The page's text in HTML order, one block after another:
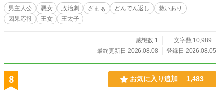
オニス。彼は姉が残した七つの報告書を読み、公爵の逃亡を
自らの判断で阻止する。 その南門へ、安全な穀物を積んだ
長い輸送隊が到着した。先頭の馬車から降りた人物を見て、
と、民の拍手を選んでしまった弟王の、逆転と後悔、そして
男主人公 悪女 政治劇 ざまぁ どんでん返し
救いあり
因果応報
王女 王太子
感想数 1
文字数 10,989
最終更新日 2026.08.08
登録日 2026.08.05
8 お気に入り追加 1,483